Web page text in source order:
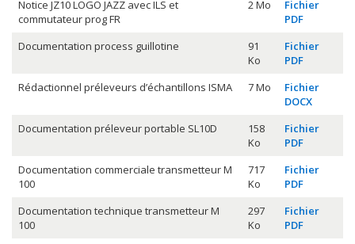
Notice JZ10 LOGO JAZZ avec ILS et
commutateur prog FR
2 Mo
Fichier
PDF
Documentation process guillotine
91
Ko
Fichier
PDF
Rédactionnel préleveurs d’échantillons ISMA
7 Mo
Fichier
DOCX
Documentation préleveur portable SL10D
158
Ko
Fichier
PDF
Documentation commerciale transmetteur M
100
717
Ko
Fichier
PDF
Documentation technique transmetteur M
100
297
Ko
Fichier
PDF